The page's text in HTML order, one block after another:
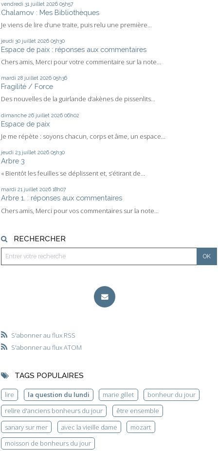
vendredi 31 juillet 2026 05h57
Chalamov : Mes Bibliothèques
Je viens de lire d’une traite, puis relu une première...
jeudi 30 juillet 2026 05h30
Espace de paix : réponses aux commentaires
Chers amis, Merci pour votre commentaire sur la note...
mardi 28 juillet 2026 05h36
Fragilité / Force
Des nouvelles de la guirlande d’akènes de pissenlits...
dimanche 26 juillet 2026 06h02
Espace de paix
Je me répète : soyons chacun, corps et âme, un espace...
jeudi 23 juillet 2026 05h30
Arbre 3
« Bientôt les feuilles se déplissent et, s’étirant de...
mardi 21 juillet 2026 18h07
Arbre 1. : réponses aux commentaires
Chers amis, Merci pour vos commentaires sur la note...
RECHERCHER
S'abonner au flux RSS
S'abonner au flux ATOM
TAGS POPULAIRES
lire la question du lundi marie gillet
bonheur du jour
relire d'anciens bonheurs du jour
être ensemble
sanary sur mer
avec la vieille dame
mozart
moisson de bonheurs du jour